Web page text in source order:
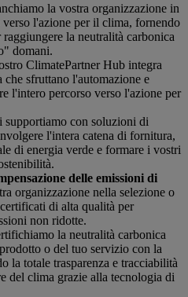
la vostra organizzazione in
verso l'azione per il clima, fornendo
la neutralità carbonica
domani.
ClimatePartner Hub integra
sfruttano l'automazione e
l'intero percorso verso l'azione per
supportiamo con soluzioni di
l'intera catena di fornitura,
di energia verde e formare i vostri
delle emissioni di
organizzazione nella selezione o
di alta qualità per
non ridotte.
la neutralità carbonica
o del tuo servizio con la
la totale trasparenza e tracciabilità
del clima grazie alla tecnologia di